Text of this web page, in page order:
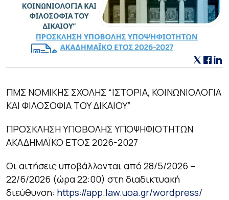
ΠΜΣ ΝΟΜΙΚΗΣ ΣΧΟΛΗΣ “ΙΣΤΟΡΙΑ, ΚΟΙΝΩΝΙΟΛΟΓΙΑ
ΚΑΙ ΦΙΛΟΣΟΦΙΑ ΤΟΥ ΔΙΚΑΙΟΥ”
ΠΡΟΣΚΛΗΣΗ ΥΠΟΒΟΛΗΣ ΥΠΟΨΗΦΙΟΤΗΤΩΝ
ΑΚΑΔΗΜΑΪΚΟ ΕΤΟΣ 2026-2027
Οι αιτήσεις υποβάλλονται από 28/5/2026 –
22/6/2026 (ώρα 22:00) στη διαδικτυακή
διεύθυνση: https://app.law.uoa.gr/wordpress/